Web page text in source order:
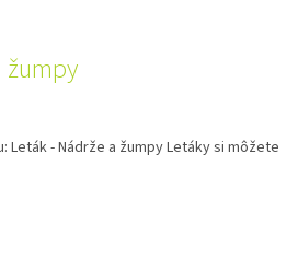
žumpy
Leták - Nádrže a žumpy Letáky si môžete